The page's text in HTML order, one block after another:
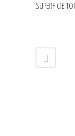
SUPERFICIE